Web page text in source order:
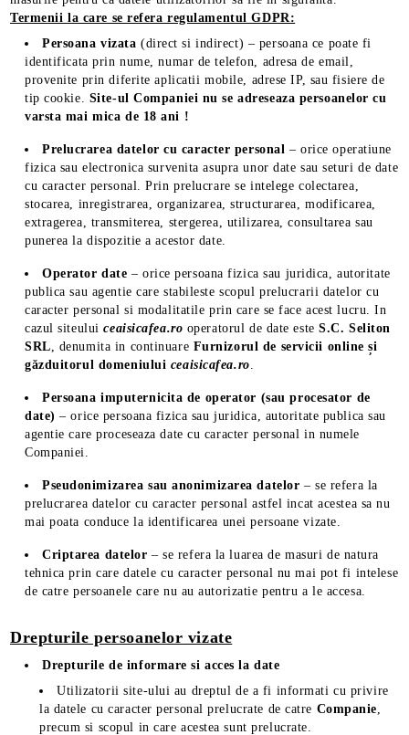
Termenii la care se refera regulamentul GDPR:
Persoana vizata (direct si indirect) – persoana ce poate fi
identificata prin nume, numar de telefon, adresa de email,
provenite prin diferite aplicatii mobile, adrese IP, sau fisiere de
tip cookie. Site-ul Companiei nu se adreseaza persoanelor cu
varsta mai mica de 18 ani !
Prelucrarea datelor cu caracter personal – orice operatiune
fizica sau electronica survenita asupra unor date sau seturi de date
cu caracter personal. Prin prelucrare se intelege colectarea,
stocarea, inregistrarea, organizarea, structurarea, modificarea,
extragerea, transmiterea, stergerea, utilizarea, consultarea sau
punerea la dispozitie a acestor date.
Operator date – orice persoana fizica sau juridica, autoritate
publica sau agentie care stabileste scopul prelucrarii datelor cu
caracter personal si modalitatile prin care se face acest lucru. In
cazul siteuluiceaisicafea.ro operatorul de date esteS.C. Seliton
SRL, denumita in continuare Furnizorul de servicii online și
găzduitorul domeniului ceaisicafea.ro.
Persoana imputernicita de operator (sau procesator de
date) – orice persoana fizica sau juridica, autoritate publica sau
agentie care proceseaza date cu caracter personal in numele
Companiei.
Pseudonimizarea sau anonimizarea datelor – se refera la
prelucrarea datelor cu caracter personal astfel incat acestea sa nu
mai poata conduce la identificarea unei persoane vizate.
Criptarea datelor – se refera la luarea de masuri de natura
tehnica prin care datele cu caracter personal nu mai pot fi intelese
de catre persoanele care nu au autorizatie pentru a le accesa.
Drepturile persoanelor vizate
Drepturile de informare si acces la date
Utilizatorii site-ului au dreptul de a fi informati cu privire
la datele cu caracter personal prelucrate de catre Companie,
precum si scopul in care acestea sunt prelucrate.